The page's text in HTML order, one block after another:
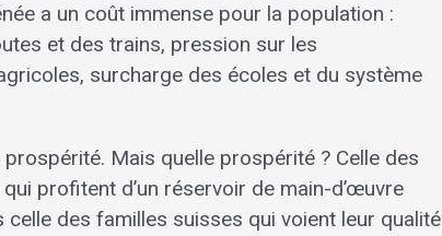
a un coût immense pour la population :
et des trains, pression sur les
surcharge des écoles et du système
Mais quelle prospérité ? Celle des
profitent d’un réservoir de main-d’œuvre
des familles suisses qui voient leur qualité